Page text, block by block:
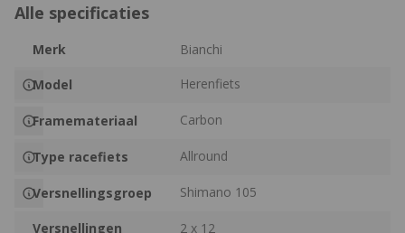
Alle specificaties
Merk Bianchi
Model Herenfiets
Framemateriaal Carbon
Type racefiets Allround
Versnellingsgroep Shimano 105
Versnellingen 2 x 12